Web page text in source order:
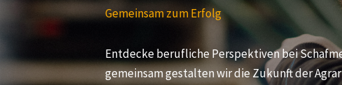
Gemeinsam zum Erfolg
Entdecke berufliche Perspektiven bei
gemeinsam gestalten wir die Zukunft der